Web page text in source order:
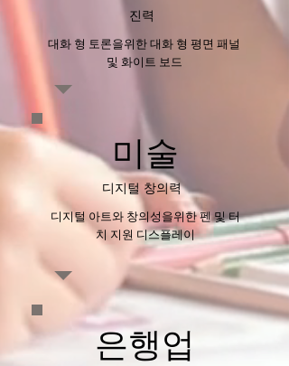
진력
대화 형 토론을위한 대화 형 평면 패널
및 화이트 보드
미술
디지털 창의력
디지털 아트와 창의성을위한 펜 및 터
치 지원 디스플레이
은행업